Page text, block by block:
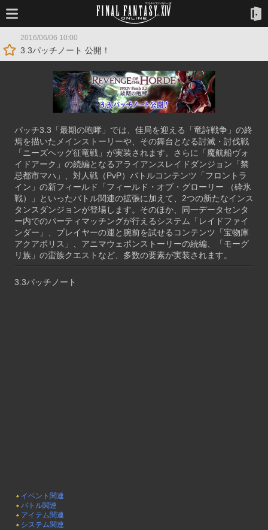
2016/06/06 10:00
3.3パッチノート 公開！
パッチ3.3「最期の咆哮」では、佳局を迎える「竜詩戦争」の終
焉を描いたメインストーリーや、その舞台となる討滅・討伐戦
「ニーズヘッグ征竜戦」が実装されます。さらに「魔航船ヴォ
イドアーク」の続編となるアライアンスレイドダンジョン「禁
忌都市マハ」、対人戦（PvP）バトルコンテンツ「フロントラ
イン」の新フィールド「フィールド・オブ・グローリー （砕氷
戦）」といったバトル関連の拡張に加えて、2つの新たなインス
タンスダンジョンが登場します。そのほか、同一データセンタ
ー内でのパーティマッチングが行えるシステム「レイドファイ
ンダー」、プレイヤーの運と腕前を試せるコンテンツ「宝物庫
アクアポリス」、アニマウェポンストーリーの続編、「モーグ
リ族」の蛮族クエストなど、多数の要素が実装されます。
3.3パッチノート
イベント関連
バトル関連
アイテム関連
システム関連